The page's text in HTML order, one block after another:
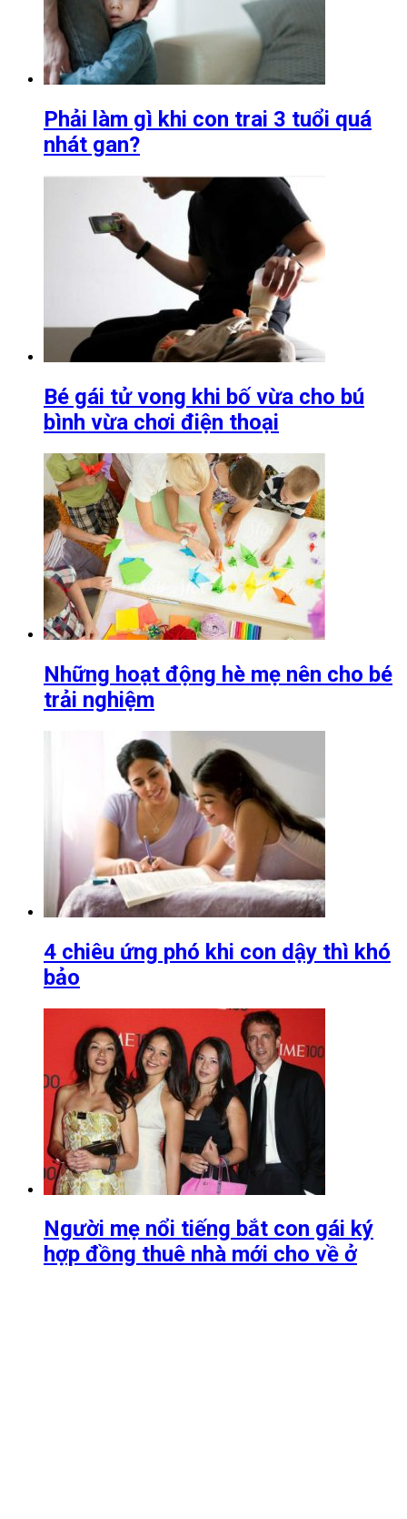
Phải làm gì khi con trai 3 tuổi quá
nhát gan?
Bé gái tử vong khi bố vừa cho bú
bình vừa chơi điện thoại
Những hoạt động hè mẹ nên cho bé
trải nghiệm
4 chiêu ứng phó khi con dậy thì khó
bảo
Người mẹ nổi tiếng bắt con gái ký
hợp đồng thuê nhà mới cho về ở